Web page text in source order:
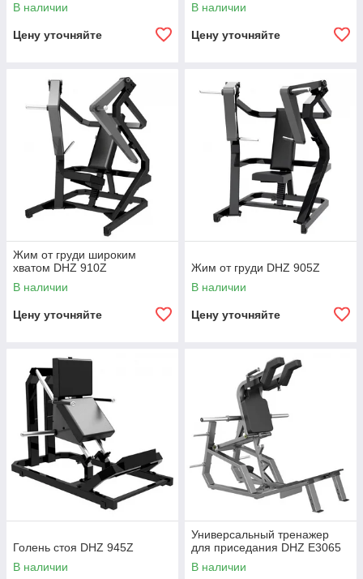
В наличии
Цену уточняйте
В наличии
Цену уточняйте
Жим от груди широким
хватом DHZ 910Z
В наличии
Цену уточняйте
Жим от груди DHZ 905Z
В наличии
Цену уточняйте
Голень стоя DHZ 945Z
В наличии
Универсальный тренажер
для приседания DHZ E3065
В наличии